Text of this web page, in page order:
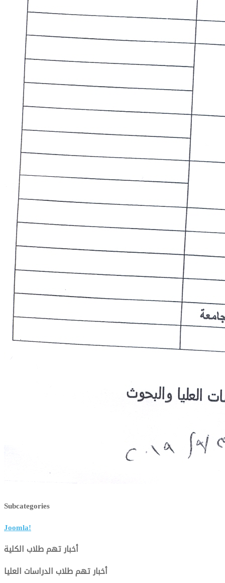
Subcategories
Joomla!
أخبار تهم طلاب الكلية
أخبار تهم طلاب الدراسات العليا